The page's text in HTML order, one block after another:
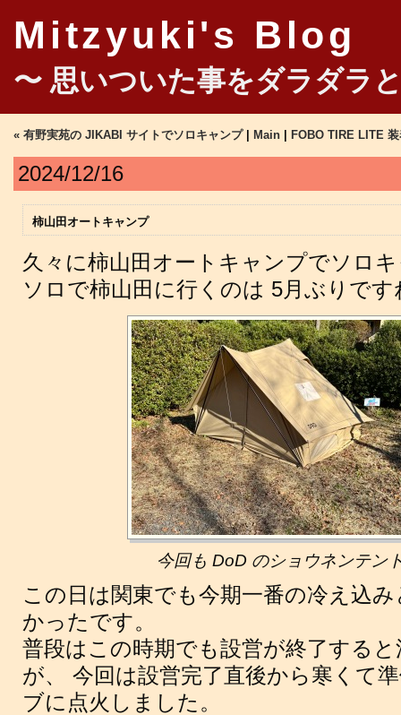
Mitzyuki's Blog
〜 思いついた事をダラダラ
« 有野実苑の JIKABI サイトでソロキャンプ| Main FOBO TIRE LITE
2024/12/16
柿山田オートキャンプ
久々に柿山田オートキャンプでソロ
ソロで柿山田に行くのは 5月ぶりです
今回も DoD のショウネンテン
この日は関東でも今期一番の冷え込
かったです。
普段はこの時期でも設営が終了する
が、 今回は設営完了直後から寒くて
ブに点火しました。